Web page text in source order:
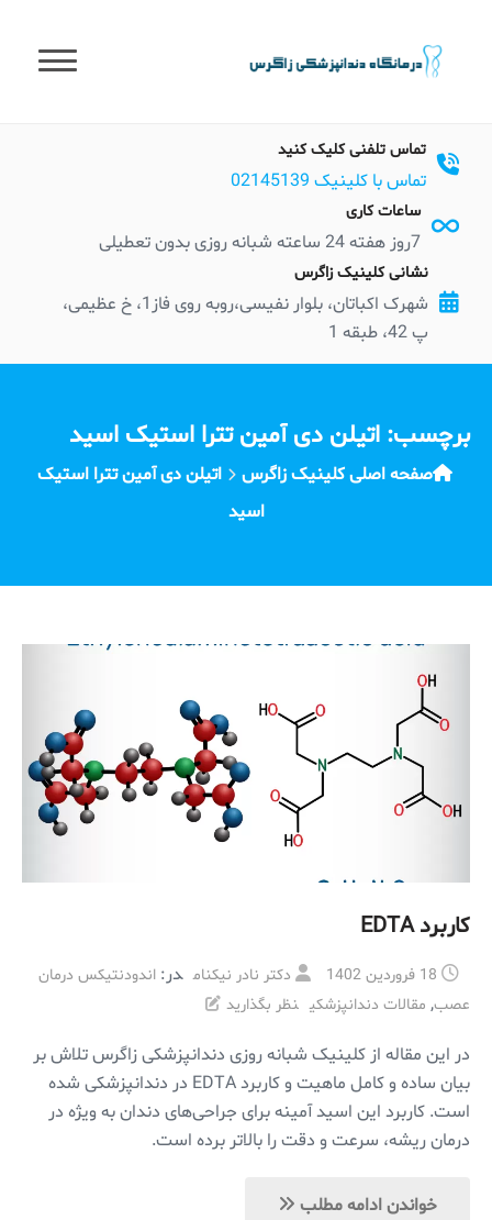
content
تماس تلفنی کلیک کنید
تماس با کلینیک 02145139
ساعات کاری
7روز هفته 24 ساعته شبانه روزی بدون تعطیلی
نشانی کلینیک زاگرس
شهرک اکباتان، بلوار نفیسی،روبه روی فاز1، خ عظیمی،
پ 42، طبقه 1
برچسب: اتیلن دی آمین تترا استیک اسید
صفحه اصلی کلینیک زاگرس
اتیلن دی آمین تترا استیک
اسید
کاربرد EDTA
18 فروردین 1402 دکتر نادر نیکنام در: اندودنتیکس درمان
عصب, مقالات دندانپزشکی نظر بگذارید
در این مقاله از کلینیک شبانه روزی دندانپزشکی زاگرس تلاش بر
بیان ساده و کامل ماهیت و کاربرد EDTA در دندانپزشکی شده
است. کاربرد این اسید آمینه برای جراحی‌های دندان به ویژه در
درمان ریشه، سرعت و دقت را بالاتر برده است.
خواندن ادامه مطلب